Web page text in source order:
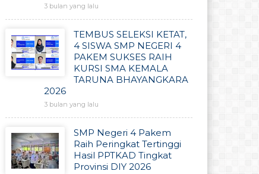
3 bulan yang lalu
TEMBUS SELEKSI KETAT,
4 SISWA SMP NEGERI 4
PAKEM SUKSES RAIH
KURSI SMA KEMALA
TARUNA BHAYANGKARA
2026
3 bulan yang lalu
SMP Negeri 4 Pakem
Raih Peringkat Tertinggi
Hasil PPTKAD Tingkat
Provinsi DIY 2026